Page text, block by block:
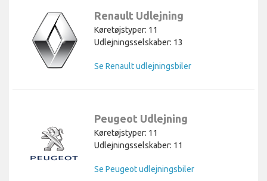
Renault Udlejning
Køretøjstyper: 11
Udlejningsselskaber: 13
Se Renault udlejningsbiler
Peugeot Udlejning
Køretøjstyper: 11
Udlejningsselskaber: 11
Se Peugeot udlejningsbiler